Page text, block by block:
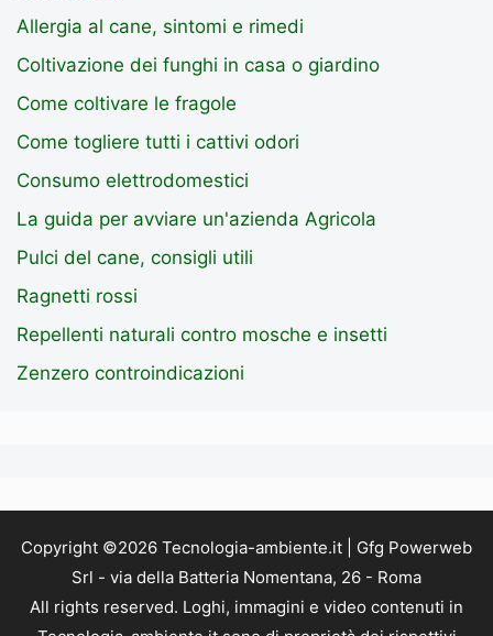
Allergia al cane, sintomi e rimedi
Coltivazione dei funghi in casa o giardino
Come coltivare le fragole
Come togliere tutti i cattivi odori
Consumo elettrodomestici
La guida per avviare un'azienda Agricola
Pulci del cane, consigli utili
Ragnetti rossi
Repellenti naturali contro mosche e insetti
Zenzero controindicazioni
Copyright ©2026 Tecnologia-ambiente.it | Gfg Powerweb
Srl - via della Batteria Nomentana, 26 - Roma
All rights reserved. Loghi, immagini e video contenuti in